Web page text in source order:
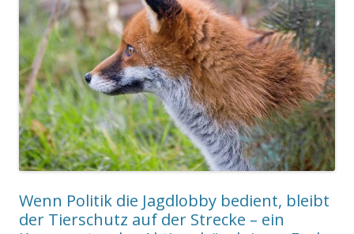
Wenn Politik die Jagdlobby bedient, bleibt
der Tierschutz auf der Strecke – ein